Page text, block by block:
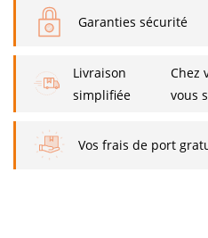
Garanties sécurité
Livraison
simplifiée
Chez
vous
Vos frais de port